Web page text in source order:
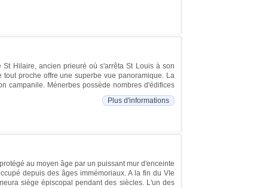
Hilaire, ancien prieuré où s'arrêta St Louis à son
proche offre une superbe vue panoramique. La
campanile. Ménerbes possède nombres d'édifices
Plus d'informations
au moyen âge par un puissant mur d'enceinte
depuis des âges immémoriaux. A la fin du VIe
siège épiscopal pendant des siècles. L'un des